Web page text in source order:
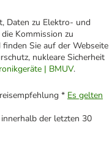
Daten zu Elektro- und
Kommission zu
Sie auf der Webseite
nukleare Sicherheit
| BMUV.
* Es gelten
der letzten 30